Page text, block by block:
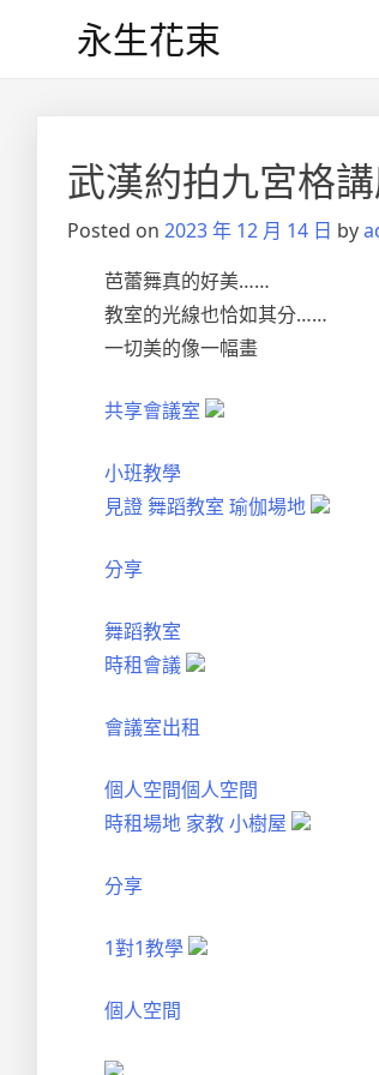
永生花束
武漢約拍九宮格
Posted on 2023 年 12 月 14 日 by
芭蕾舞真的好美……
教室的光線也恰如其分……
一切美的像一幅畫
共享會議室
小班教學
見證舞蹈教室 瑜伽場地
分享
舞蹈教室
時租會議
會議室出租
個人空間個人空間
時租場地 家教小樹屋
分享
1對1教學
個人空間